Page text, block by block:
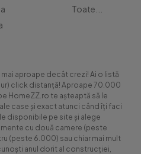
Toate...
aproape decât crezi! Ai o listă
click distanță! Aproape 70.000
HomeZZ.ro te așteaptă să le
case și exact atunci când îți faci
disponibile pe site și alege
cu două camere (peste
(peste 6.000) sau chiar mai mult
anul dorit al construcției,